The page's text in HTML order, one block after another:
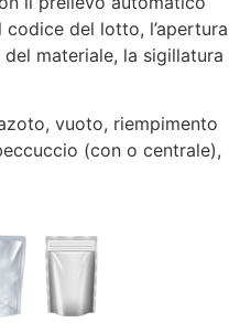
del lotto, l’apertura
materiale, la sigillatura
vuoto, riempimento
(con o centrale),